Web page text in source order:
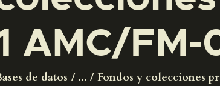
AMC/
de datos ... Fondos y colecciones
ESPAÑOL